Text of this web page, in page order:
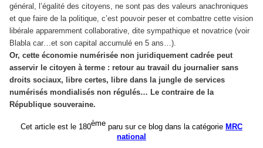
général, l’égalité des citoyens, ne sont pas des valeurs anachroniques
et que faire de la politique, c’est pouvoir peser et combattre cette vision
libérale apparemment collaborative, dite sympathique et novatrice (voir
Blabla car…et son capital accumulé en 5 ans…).
Or, cette économie numérisée non juridiquement cadrée peut
asservir le citoyen à terme : retour au travail du journalier sans
droits sociaux, libre certes, libre dans la jungle de services
numérisés mondialisés non régulés… Le contraire de la
République souveraine.
Cet article est le 1 80ème paru sur ce blog dans la catégorie MRC
national